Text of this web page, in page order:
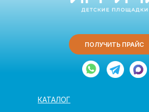
КАТАЛОГ
ПОЛУЧИТЬ ПРАЙС